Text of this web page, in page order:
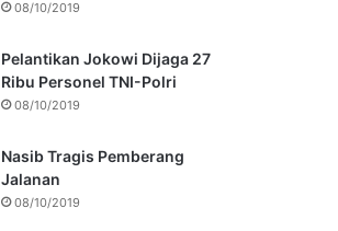
08/10/2019
Pelantikan Jokowi Dijaga 27
Ribu Personel TNI-Polri
08/10/2019
Nasib Tragis Pemberang
Jalanan
08/10/2019